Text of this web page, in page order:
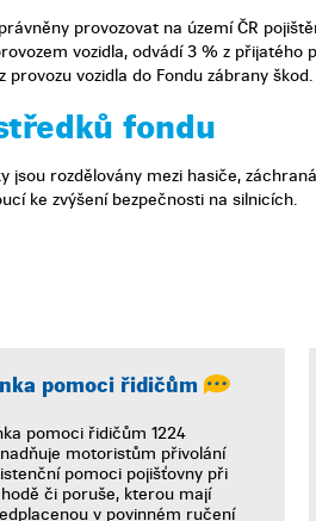
provozovat na území ČR
vozidla, odvádí 3 % z přijatého
provozu vozidla do Fondu zábrany škod.
fondu
jsou rozdělovány mezi hasiče,
ke zvýšení bezpečnosti na silnicích.
pomoci řidičům
pomoci řidičům 1224
motoristům přivolání
pomoci pojišťovny při
či poruše, kterou mají
v povinném ručení